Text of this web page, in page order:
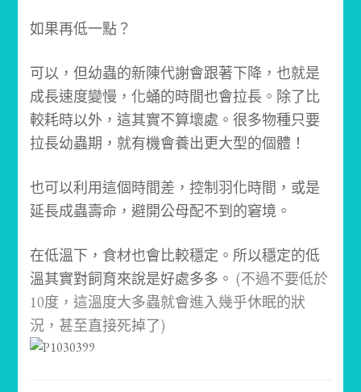
如果再低一點？
可以，但幼蟲的新陳代謝會跟著下降，也就是
成長速度變慢，化蛹的時間也會拉長。 除了比
較耗時以外，這其實不算壞處。很多物種只要
拉長幼蟲期，就有機會養出更大型的個體！
也可以利用這個時間差，控制羽化時間，或是
延長成蟲壽命，避開公母配不到的窘境。
在低溫下，食材也會比較穩定。 所以穩定的低
溫其實對飼育來說是好處多多。(不過不要低於
10度，這溫度大多蟲就會進入幾乎休眠的狀
況，甚至直接死掉了)